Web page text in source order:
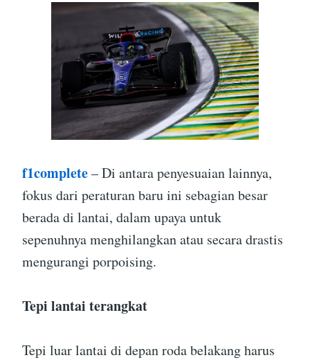
f1complete– Di antara penyesuaian lainnya,
fokus dari peraturan baru ini sebagian besar
berada di lantai, dalam upaya untuk
sepenuhnya menghilangkan atau secara drastis
mengurangi porpoising.
Tepi lantai terangkat
Tepi luar lantai di depan roda belakang harus